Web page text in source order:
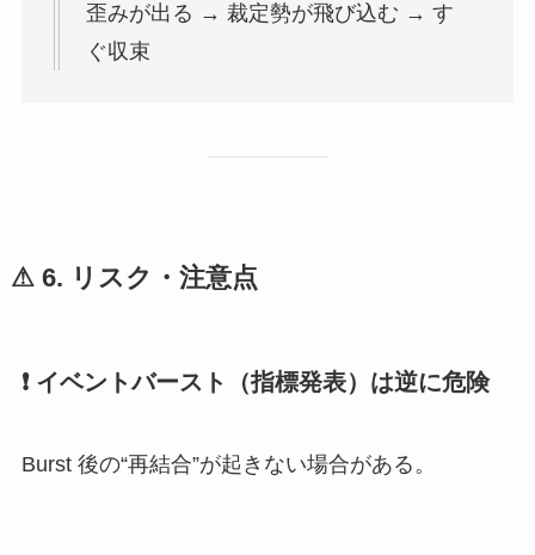
歪みが出る → 裁定勢が飛び込む → す
ぐ収束
⚠ 6. リスク・注意点
❗ イベントバースト（指標発表）は逆に危険
Burst 後の“再結合”が起きない場合がある。